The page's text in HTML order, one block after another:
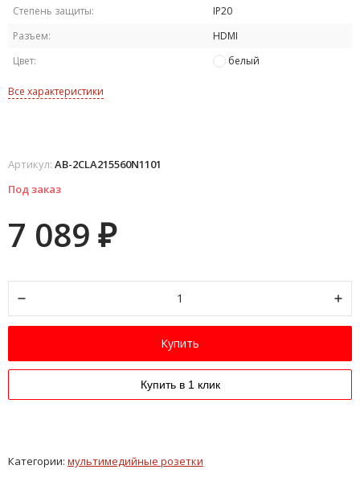
Степень защиты:
IP20
Разъем:
HDMI
Цвет:
белый
Все характеристики
Артикул: AB-2CLA215560N1101
Под заказ
7 089 ₽
Купить
Купить в 1 клик
Категории: мультимедийные розетки